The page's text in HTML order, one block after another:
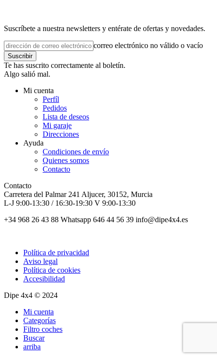
Suscríbete a nuestra newsletters y entérate de ofertas y novedades.
correo electrónico no válido o vacío
Suscribir
Te has suscrito correctamente al boletín.
Algo salió mal.
Mi cuenta
Perfíl
Pedidos
Lista de deseos
Mi garaje
Direcciones
Ayuda
Condiciones de envío
Quienes somos
Contacto
Contacto
Carretera del Palmar 241 Aljucer, 30152, Murcia
L-J 9:00-13:30 / 16:30-19:30 V 9:00-13:30
+34 968 26 43 88 Whatsapp 646 44 56 39 info@dipe4x4.es
Política de privacidad
Aviso legal
Política de cookies
Accesibilidad
Dipe 4x4 © 2024
Mi cuenta
Categorías
Filtro coches
Buscar
arriba